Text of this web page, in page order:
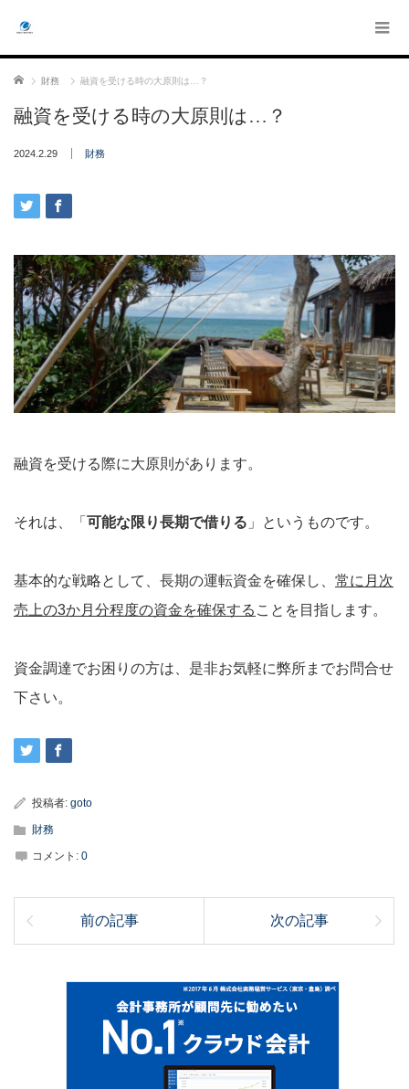
ホーム 財務 融資を受ける時の大原則は…？
融資を受ける時の大原則は…？
2024.2.29 財務
融資を受ける際に大原則があります。
それは、「 可能な限り長期で借りる 」というものです。
基本的な戦略として、長期の運転資金を確保し、 常に月次
売上の3か月分程度の資金を確保する ことを目指します。
資金調達でお困りの方は、是非お気軽に弊所までお問合せ
下さい。
投稿者: goto
財務
コメント: 0
前の記事 次の記事